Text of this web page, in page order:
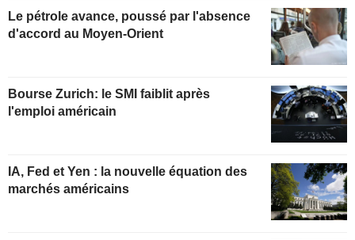
Le pétrole avance, poussé par l'absence
d'accord au Moyen-Orient
Bourse Zurich: le SMI faiblit après
l'emploi américain
IA, Fed et Yen : la nouvelle équation des
marchés américains